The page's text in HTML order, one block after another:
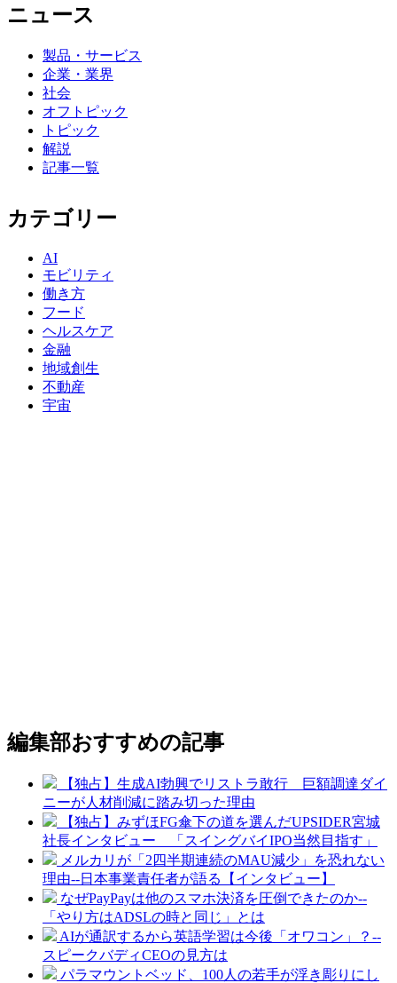
ニュース
製品・サービス
企業・業界
社会
オフトピック
トピック
解説
記事一覧
カテゴリー
AI
モビリティ
働き方
フード
ヘルスケア
金融
地域創生
不動産
宇宙
編集部おすすめの記事
【独占】生成AI勃興でリストラ敢行 巨額調達ダイ
ニーが人材削減に踏み切った理由
【独占】みずほFG傘下の道を選んだUPSIDER宮城
社長インタビュー 「スイングバイIPO当然目指す」
メルカリが「2四半期連続のMAU減少」を恐れない
理由--日本事業責任者が語る【インタビュー】
なぜPayPayは他のスマホ決済を圧倒できたのか--
「やり方はADSLの時と同じ」とは
AIが通訳するから英語学習は今後「オワコン」？--
スピークバディCEOの見方は
パラマウントベッド、100人の若手が浮き彫りにし